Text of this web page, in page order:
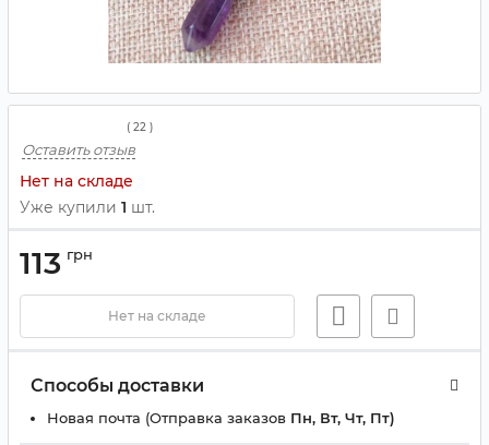
( 22 )
Оставить отзыв
Нет на складе
Уже купили 1 шт.
113 грн
Нет на складе
Способы доставки
Новая почта (Отправка заказов Пн, Вт, Чт, Пт)